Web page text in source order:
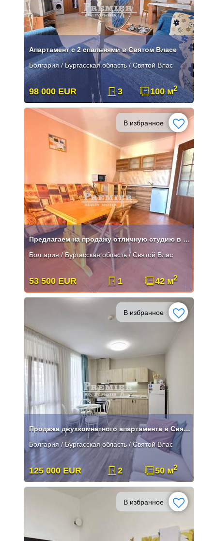
Апартамент с 2 спальнями в Святом Власе
Болгария / Бургасская область / Святой Влас
98 000 EUR 3 100 м2
В избранное
Предлагаем на продажу отличную студию в Святом Власе
Болгария / Бургасская область / Святой Влас
53 500 EUR 1 42 м2
В избранное
Продажа двухкомнатного апартамента в Святом Власе
Болгария / Бургасская область / Святой Влас
125 000 EUR 2 50 м2
В избранное